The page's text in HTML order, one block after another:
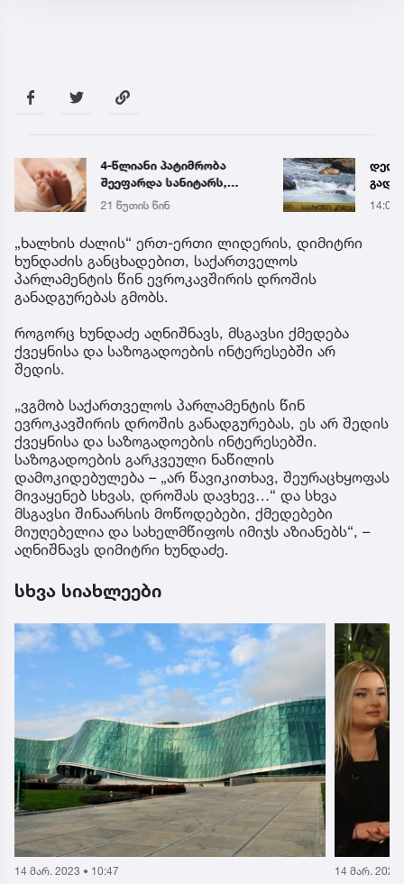
4-წლიანი პატიმრობა
შეეფარდა სანიტარს,
რომელმაც ბათუმის
კლინიკის
საპირფარეშოში
იმშობიარა და
ახალშობილს
სასიკვდილო
დაზიანებები მიაყენა
21 წუთის წინ 14:02
„ხალხის ძალის“ ერთ-ერთი ლიდერის, დიმიტრი
ხუნდაძის განცხადებით, საქართველოს
პარლამენტის წინ ევროკავშირის დროშის
განადგურებას გმობს.
როგორც ხუნდაძე აღნიშნავს, მსგავსი ქმედება
ქვეყნისა და საზოგადოების ინტერესებში არ
შედის.
„ვგმობ საქართველოს პარლამენტის წინ
ევროკავშირის დროშის განადგურებას, ეს არ შედის
ქვეყნისა და საზოგადოების ინტერესებში.
საზოგადოების გარკვეული ნაწილის
დამოკიდებულება – „არ წავიკითხავ, შეურაცხყოფას
მივაყენებ სხვას, დროშას დავხევ…“ და სხვა
მსგავსი შინაარსის მოწოდებები, ქმედებები
მიუღებელია და სახელმწიფოს იმიჯს აზიანებს“, –
აღნიშნავს დიმიტრი ხუნდაძე.
სხვა სიახლეები
14 მარ. 2023 • 10:47 14 მარ. 2023